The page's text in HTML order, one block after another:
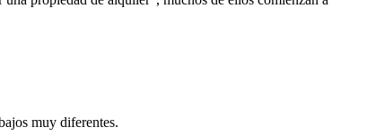
muy diferentes.